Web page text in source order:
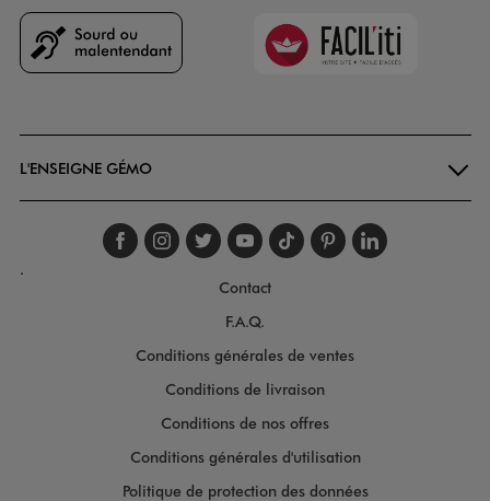
Faciliti
L'ENSEIGNE GÉMO
Suivez-nous sur
Suivez-nous sur
Suivez-nous sur
Suivez-nous
Suivez-nous
Suivez-
.
Contact
F.A.Q.
Conditions générales de ventes
Conditions de livraison
Conditions de nos offres
Conditions générales d'utilisation
Politique de protection des données